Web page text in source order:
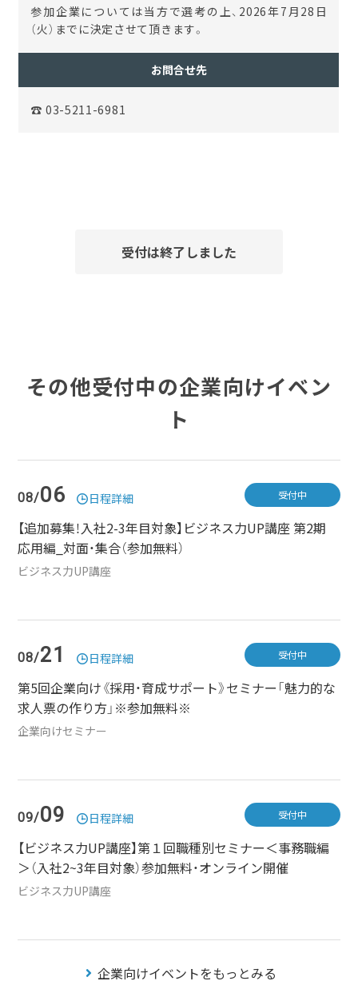
参加企業については当方で選考の上、2026年7月28日
（火）までに決定させて頂きます。
お問合せ先
☎ 03-5211-6981
受付は終了しました
その他受付中の企業向けイベン
ト
08/06 日程詳細
【追加募集！入社2-3年目対象】ビジネス力UP講座 第2期
応用編_対面・集合（参加無料）
ビジネス力UP講座
受付中
08/21 日程詳細
第5回企業向け《採用・育成サポート》セミナー「魅力的な
求人票の作り方」※参加無料※
企業向けセミナー
受付中
09/09 日程詳細
【ビジネス力UP講座】第１回職種別セミナー＜事務職編
＞（入社2~3年目対象）参加無料・オンライン開催
ビジネス力UP講座
受付中
企業向けイベントをもっとみる